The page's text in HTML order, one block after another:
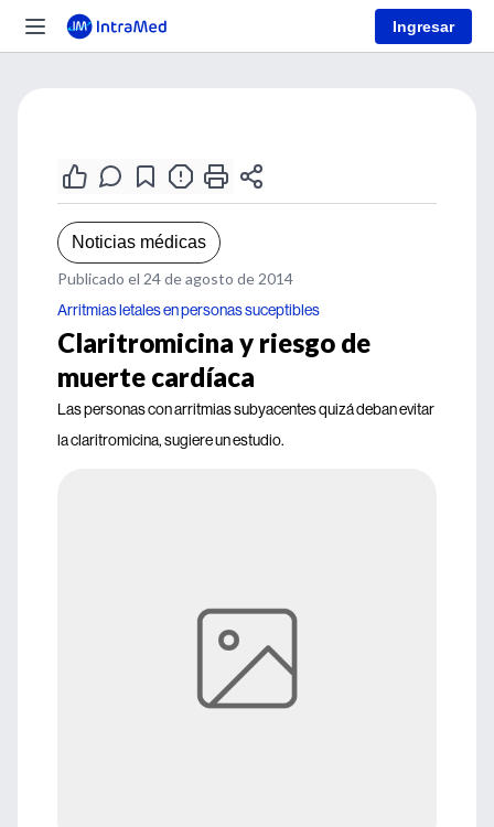
Ingresar
Noticias médicas
Publicado el 24 de agosto de 2014
Arritmias letales en personas suceptibles
Claritromicina y riesgo de
muerte cardíaca
Las personas con arritmias subyacentes quizá deban evitar
la claritromicina, sugiere un estudio.